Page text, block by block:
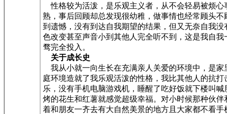
性格较为活泼，是乐观主义者，从不会轻易被烦心
熟，事后回顾却总发现很幼稚，做事情也经常顾头
到遗憾，没有到达自我期望的结果，但又无奈自我
色改变甚至声音小到其他人完全听不到，这是我自
骛完全投入。
关于成长史
我从小就一向生长在充满亲人关爱的环境中，是家
庭环境造就了我乐观活泼的性格，我比其他人的抗
乐，没有手机电脑游戏机，睡醒了吃好饭就下楼叫
烤的花生和红薯就感觉超级幸福。对小时候那种伙
着和朋友一齐去有大自然美景的地方且大家都不看